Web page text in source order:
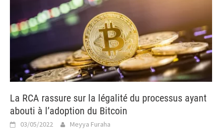
La RCA rassure sur la légalité du processus ayant
abouti à l’adoption du Bitcoin
03/05/2022 Meyya Furaha